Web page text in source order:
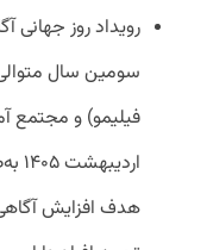
سومین سال
هدف افزایش